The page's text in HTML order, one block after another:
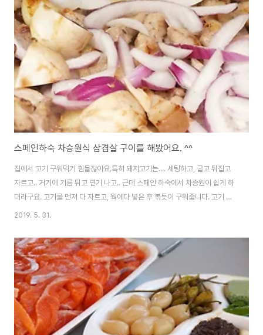
하고, 굽고 뒤집고 자르고.. 거기에 기름 튀고 연기 나고.. 근데 스페인 하숙에서
차승원이 쉽게 하더라구요. 고기를 먼저 다 자르고, 웍에다 넣은 후..
noleter.net 언제 해도 맛있습니다. 물론 밖에서 남이 구워주..
스페인하숙 차승원식 삼겹살 구이를 해봤어요. ^^
집에서 고기 구워먹기 힘들잖아요.특히 돼지고기는.... 세팅하고, 굽고 뒤집고
자르고.. 거기에 기름 튀고 연기 나고.. 근데 스페인 하숙에서 차승원이 쉽게 하
더라구요. 고기를 먼저 다 자르고, 웍에다 넣은 후 볶듯이 구워줍니다. 고기 색
변하면 통마늘 좀 넣어주구요. 소금 후추 간, 끝. 고기가 다 구워졌다 싶을때쯤
매우 쉽고, 어차피 화구에서 하는거라 뒤처리도 쉬운 편입니다. 진짜 편하네요.
Tip. 뚜껑을 덮으시려면 고기 겉면이 다 구워진 후 하세요. 미리 덮으면 물 생
겨서 크리스피한 겉면이 나오지 않습니다. Tip2. 기름 필요 없습니다. 삼겹살
에서 기름 충분히 나와요. 목살 같은거로 하실 분들은 기름이 부족하니 늘러..
2019. 5. 31.